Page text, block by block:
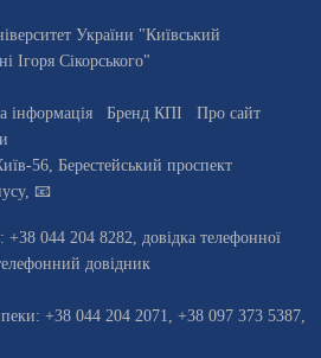
України "Київський
Ігоря Сікорського"
інформація Бренд КПІ
Про сайт
-56, Берестейський проспект
, 📧
+38 044 204 8282 , довiдка телефонної
довідник
+38 044 204 2071, +38 097 373 5387,